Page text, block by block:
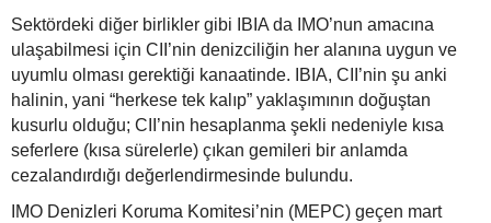
Sektördeki diğer birlikler gibi IBIA da IMO’nun amacına
ulaşabilmesi için CII’nin denizciliğin her alanına uygun ve
uyumlu olması gerektiği kanaatinde. IBIA, CII’nin şu anki
halinin, yani “herkese tek kalıp” yaklaşımının doğuştan
kusurlu olduğu; CII’nin hesaplanma şekli nedeniyle kısa
seferlere (kısa sürelerle) çıkan gemileri bir anlamda
cezalandırdığı değerlendirmesinde bulundu.
IMO Denizleri Koruma Komitesi’nin (MEPC) geçen mart